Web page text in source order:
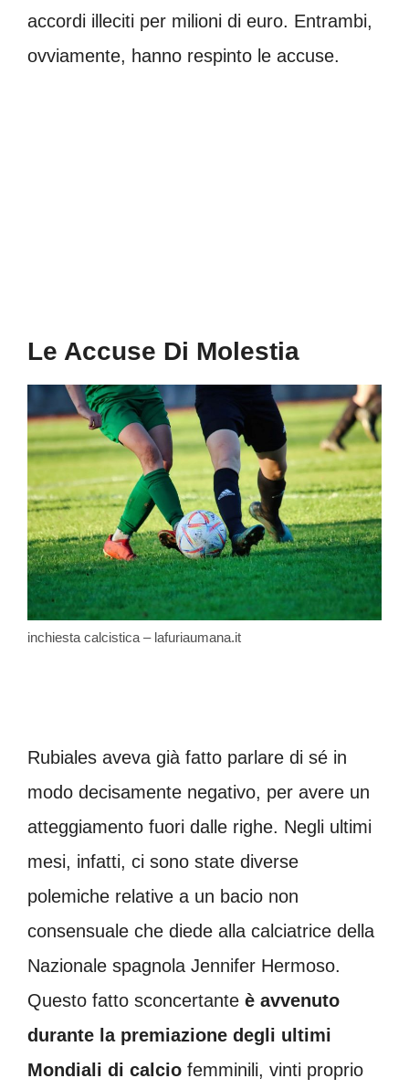
accordi illeciti per milioni di euro. Entrambi,
ovviamente, hanno respinto le accuse.
Le Accuse Di Molestia
inchiesta calcistica – lafuriaumana.it
Rubiales aveva già fatto parlare di sé in
modo decisamente negativo, per avere un
atteggiamento fuori dalle righe. Negli ultimi
mesi, infatti, ci sono state diverse
polemiche relative a un bacio non
consensuale che diede alla calciatrice della
Nazionale spagnola Jennifer Hermoso.
Questo fatto sconcertante è avvenuto
durante la premiazione degli ultimi
Mondiali di calcio femminili, vinti proprio